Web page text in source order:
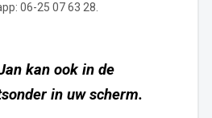
06-25 07 63 28.
kan ook in de
in uw scherm.